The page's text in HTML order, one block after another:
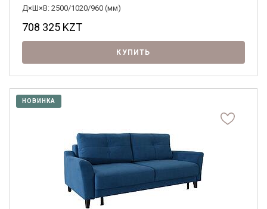
Д×Ш×В: 2500/1020/960 (мм)
708 325 KZT
КУПИТЬ
НОВИНКА